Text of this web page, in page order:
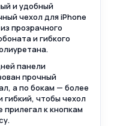
и удобный
чехол для iPhone
прозрачного
и гибкого
панели
прочный
а по бокам — более
гибкий, чтобы чехол
прилегал к кнопкам